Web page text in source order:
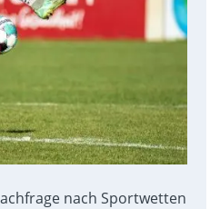
nach Sportwetten